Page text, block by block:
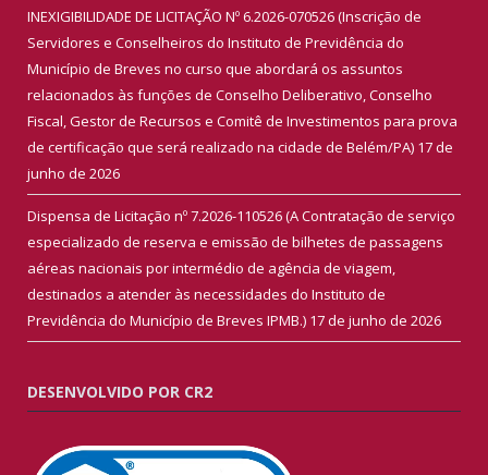
INEXIGIBILIDADE DE LICITAÇÃO Nº 6.2026-070526 (Inscrição de
Servidores e Conselheiros do Instituto de Previdência do
Município de Breves no curso que abordará os assuntos
relacionados às funções de Conselho Deliberativo, Conselho
Fiscal, Gestor de Recursos e Comitê de Investimentos para prova
de certificação que será realizado na cidade de Belém/PA) 17 de
junho de 2026
Dispensa de Licitação nº 7.2026-110526 (A Contratação de serviço
especializado de reserva e emissão de bilhetes de passagens
aéreas nacionais por intermédio de agência de viagem,
destinados a atender às necessidades do Instituto de
Previdência do Município de Breves IPMB.) 17 de junho de 2026
DESENVOLVIDO POR CR2